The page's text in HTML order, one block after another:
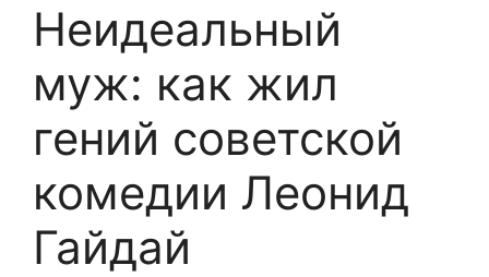
Неидеальный
муж: как жил
гений советской
комедии Леонид
Гайдай